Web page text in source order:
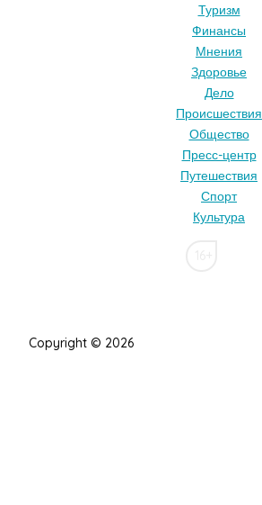
Туризм
Финансы
Мнения
Здоровье
Дело
Происшествия
Общество
Пресс-центр
Путешествия
Спорт
Культура
Copyright © 2026